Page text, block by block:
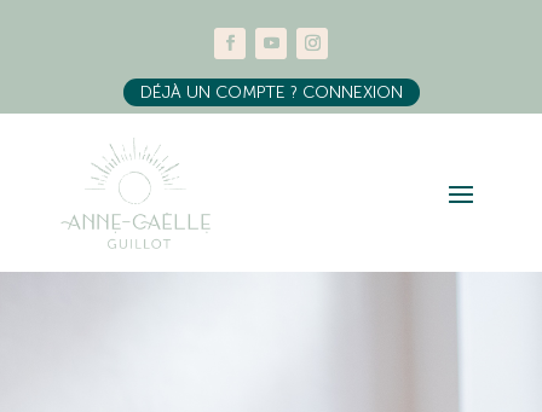
DÉJÀ UN COMPTE ? CONNEXION